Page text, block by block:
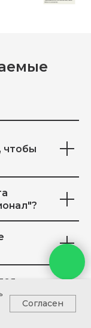
чтобы
Согласен